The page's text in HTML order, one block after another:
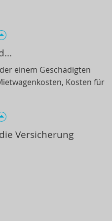
einem Geschädigten
Kosten für
Versicherung